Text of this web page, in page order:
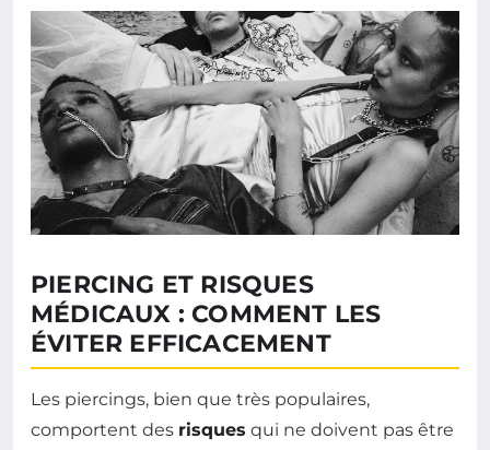
PIERCING ET RISQUES
MÉDICAUX : COMMENT LES
ÉVITER EFFICACEMENT
Les piercings, bien que très populaires,
comportent des risques qui ne doivent pas être